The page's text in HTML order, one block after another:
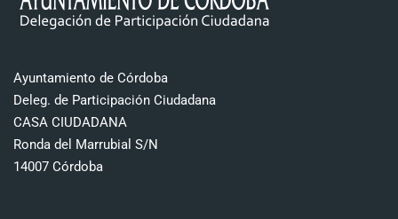
Ayuntamiento de Córdoba
Deleg. de Participación Ciudadana
CASA CIUDADANA
Ronda del Marrubial S/N
14007 Córdoba